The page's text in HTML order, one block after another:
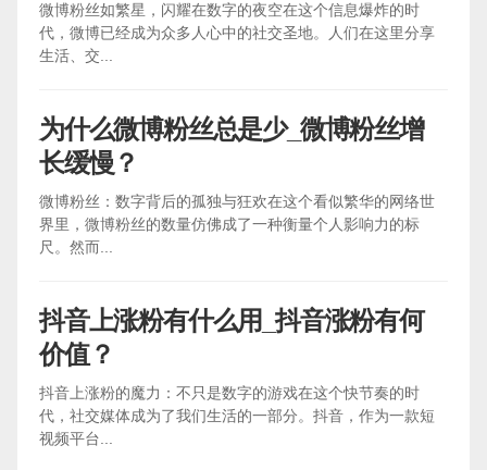
微博粉丝如繁星，闪耀在数字的夜空在这个信息爆炸的时
代，微博已经成为众多人心中的社交圣地。人们在这里分享
生活、交...
为什么微博粉丝总是少_微博粉丝增
长缓慢？
微博粉丝：数字背后的孤独与狂欢在这个看似繁华的网络世
界里，微博粉丝的数量仿佛成了一种衡量个人影响力的标
尺。然而...
抖音上涨粉有什么用_抖音涨粉有何
价值？
抖音上涨粉的魔力：不只是数字的游戏在这个快节奏的时
代，社交媒体成为了我们生活的一部分。抖音，作为一款短
视频平台...